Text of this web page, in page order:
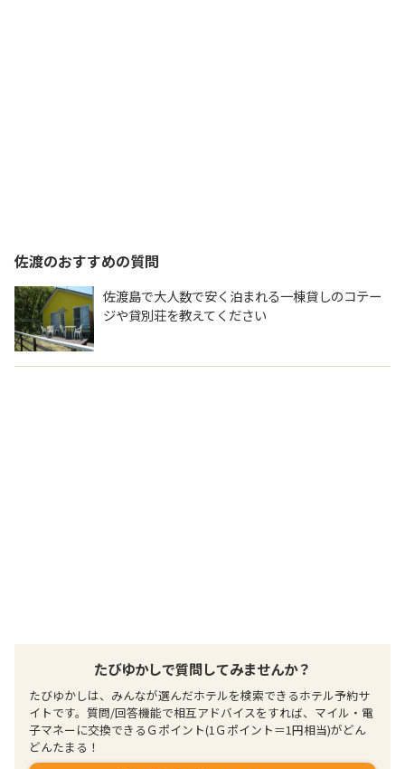
佐渡のおすすめの質問
佐渡島で大人数で安く泊まれる一棟貸しのコテー
ジや貸別荘を教えてください
たびゆかしで質問してみませんか？
たびゆかしは、みんなが選んだホテルを検索できるホテル予約サ
イトです。質問/回答機能で相互アドバイスをすれば、マイル・電
子マネーに交換できるＧポイント(1Ｇポイント＝1円相当)がどん
どんたまる！